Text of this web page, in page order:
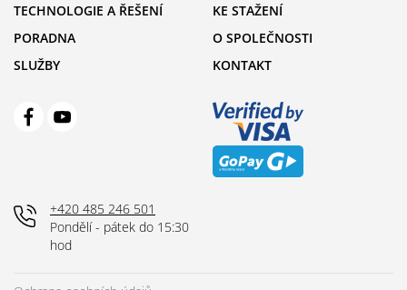
TECHNOLOGIE A ŘEŠENÍ
PORADNA
SLUŽBY
KE STAŽENÍ
O SPOLEČNOSTI
KONTAKT
+420 485 246 501
Pondělí - pátek do 15:30
hod